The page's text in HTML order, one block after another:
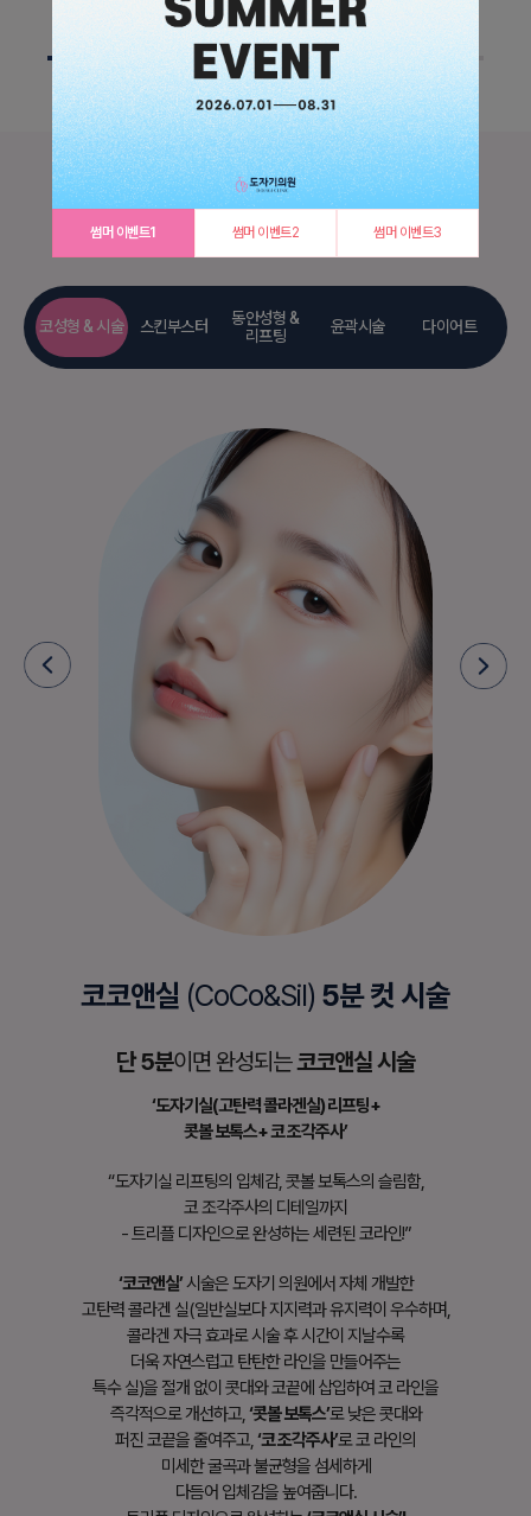
썸머 이벤트1 썸머 이벤트2 썸머 이벤트3
시그니처 프로그램
코코앤실 (CoCo&Sil) 5분 컷 시술
단 5분이면 완성되는코코앤실 시술
‘도자기실(고탄력 콜라겐실) 리프팅+
콧볼 보톡스+ 코 조각주사’
“도자기실 리프팅의 입체감, 콧볼 보톡스의 슬림함,
코 조각주사의 디테일까지
- 트리플 디자인으로 완성하는 세련된 코라인!”
‘코코앤실’시술은 도자기 의원에서 자체 개발한
고탄력 콜라겐 실(일반실보다 지지력과 유지력이 우수하며,
콜라겐 자극 효과로 시술 후 시간이 지날수록
더욱 자연스럽고 탄탄한 라인을 만들어주는
특수 실)을 절개 없이 콧대와 코끝에 삽입하여 코 라인을
즉각적으로 개선하고,‘콧볼 보톡스’로 낮은 콧대와
퍼진 코끝을 줄여주고,‘코 조각주사’로 코 라인의
미세한 굴곡과 불균형을 섬세하게
다듬어 입체감을 높여줍니다.
코성형 & 시술 스킨부스터
동안성형 &
리프팅
윤곽시술 다이어트